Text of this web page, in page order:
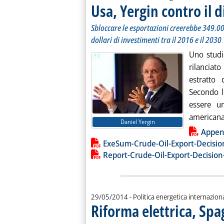
Usa, Yergin contro il
Sbloccare le esportazioni creerebbe
dollari di investimenti tra il 2016 e il 2030
Daniel Yergin
Uno
estratto
Secondo
essere
Lista allegati PDF alla
ExeSum-Crude-Oil-Export-
Report-Crude-Oil-Export-
29/05/2014- Politica energetica
Riforma elettrica,